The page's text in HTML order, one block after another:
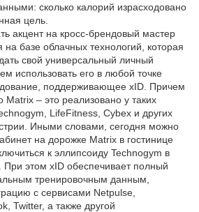
сколько калорий израсходовано
цель.
акцент на кросс-брендовый мастер
на базе облачных технологий, которая
свой универсальный личный
использовать его в любой точке
поддерживающее xID. Причем
Matrix – это реализовано у таких
LifeFitness, Cybex и других
Иными словами, сегодня можно
на дорожке Matrix в гостинице
к эллипсоиду Technogym в
При этом xID обеспечивает полный
тренировочным данным,
с сервисами Netpulse,
Twitter, а также другой